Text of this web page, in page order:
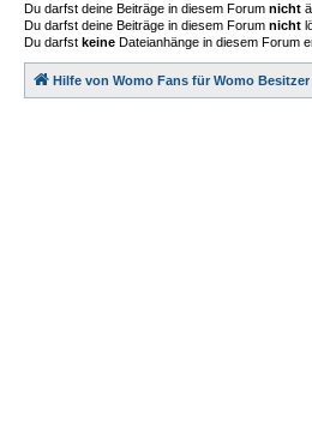
Du darfst deine Beiträge in diesem Forum nicht
Du darfst deine Beiträge in diesem Forum nicht
Du darfst keine Dateianhänge in diesem Forum
Hilfe von Womo Fans für Womo Besitzer